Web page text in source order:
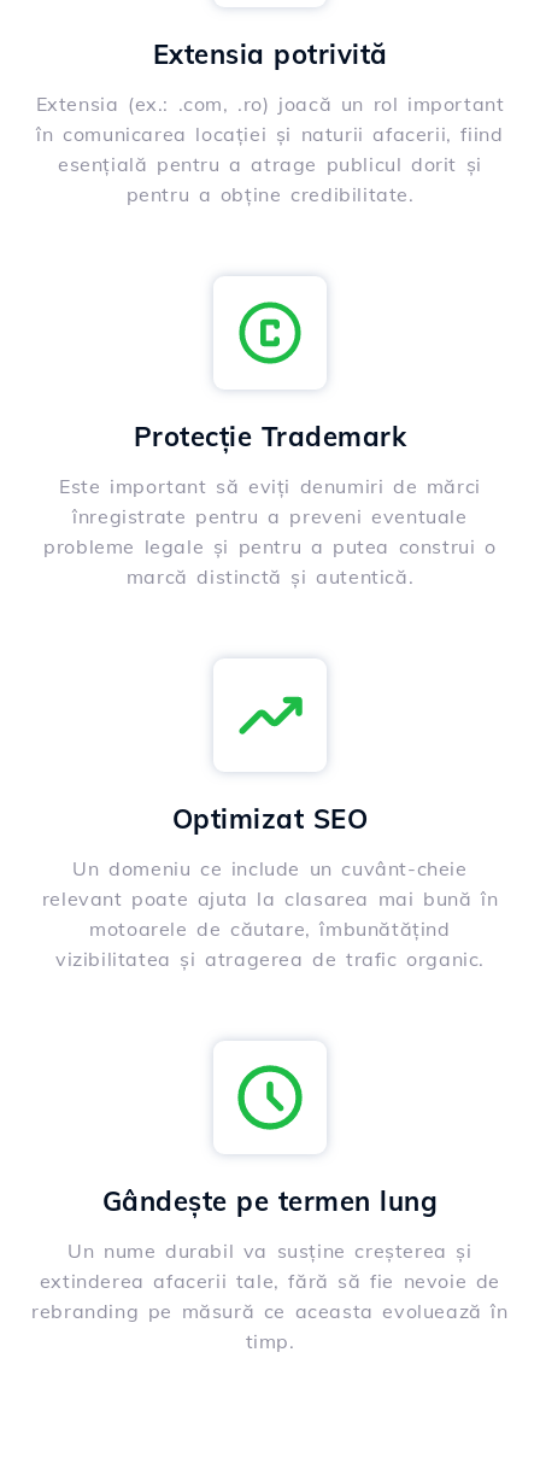
Extensia potrivită
Extensia (ex.: .com, .ro) joacă un rol important
în comunicarea locației și naturii afacerii, fiind
esențială pentru a atrage publicul dorit și
pentru a obține credibilitate.
Protecție Trademark
Este important să eviți denumiri de mărci
înregistrate pentru a preveni eventuale
probleme legale și pentru a putea construi o
marcă distinctă și autentică.
Optimizat SEO
Un domeniu ce include un cuvânt-cheie
relevant poate ajuta la clasarea mai bună în
motoarele de căutare, îmbunătățind
vizibilitatea și atragerea de trafic organic.
Gândește pe termen lung
Un nume durabil va susține creșterea și
extinderea afacerii tale, fără să fie nevoie de
rebranding pe măsură ce aceasta evoluează în
timp.